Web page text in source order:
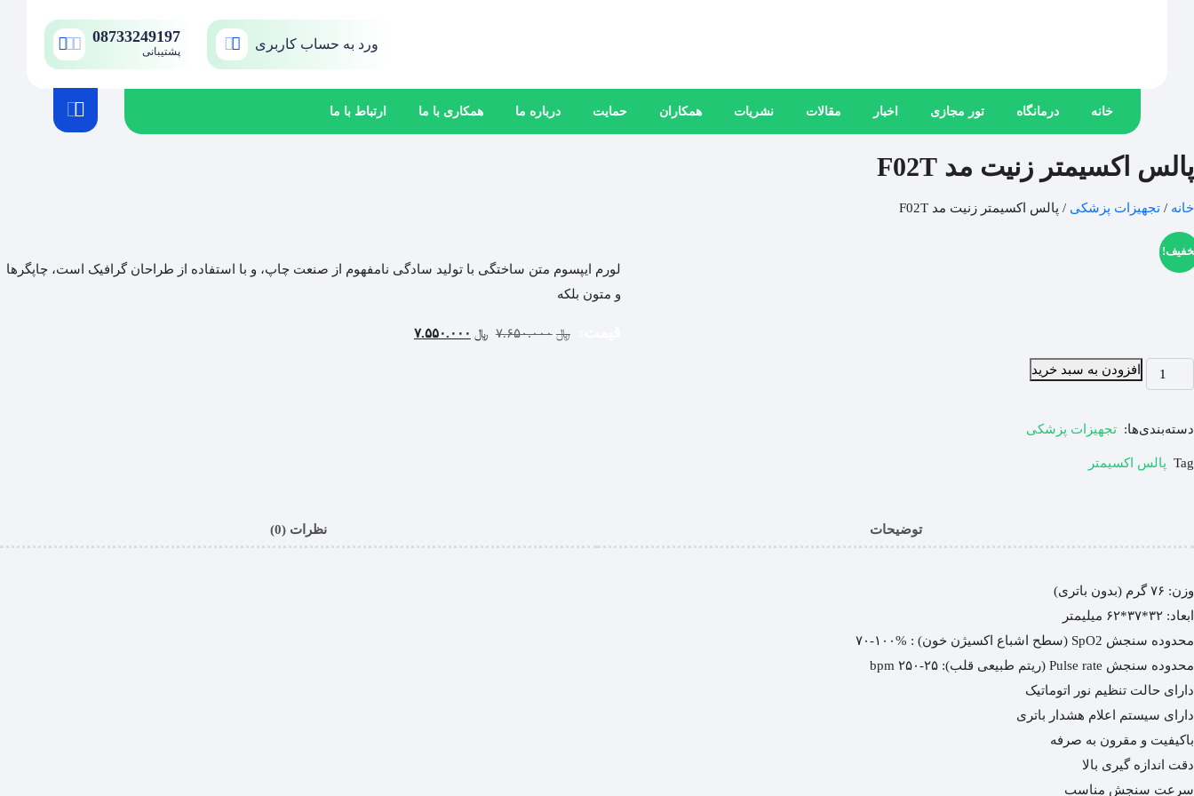
ورد به حساب کاربری 08733249197
پشتیبانی
خانه درمانگاه تور مجازی اخبار مقالات نشریات همکاران حمایت درباره ما همکاری با ما ارتباط با ما
پالس اکسیمتر زنیت مد F02T
خانه / تجهیزات پزشکی / پالس اکسیمتر زنیت مد F02T
لورم ایپسوم متن ساختگی با تولید سادگی نامفهوم از صنعت چاپ، و با استفاده از طراحان گرافیک است، چاپگرها
و متون بلکه
﷼ ۷.۶۵۰.۰۰۰ ﷼ ۷.۵۵۰.۰۰۰
افزودن به سبد خرید
دسته‌بندی‌ها: تجهیزات پزشکی
Tag پالس اکسیمتر
توضیحات نظرات (0)
وزن: ۷۶ گرم (بدون باتری)
ابعاد: ۳۲*۳۷*۶۲ میلیمتر
محدوده سنجش SpO2 (سطح اشباع اکسیژن خون) : %۱۰۰-۷۰
محدوده سنجش Pulse rate (ریتم طبیعی قلب): ۲۵-۲۵۰ bpm
دارای حالت تنظیم نور اتوماتیک
دارای سیستم اعلام هشدار باتری
باکیفیت و مقرون به صرفه
دقت اندازه گیری بالا
سرعت سنجش مناسب